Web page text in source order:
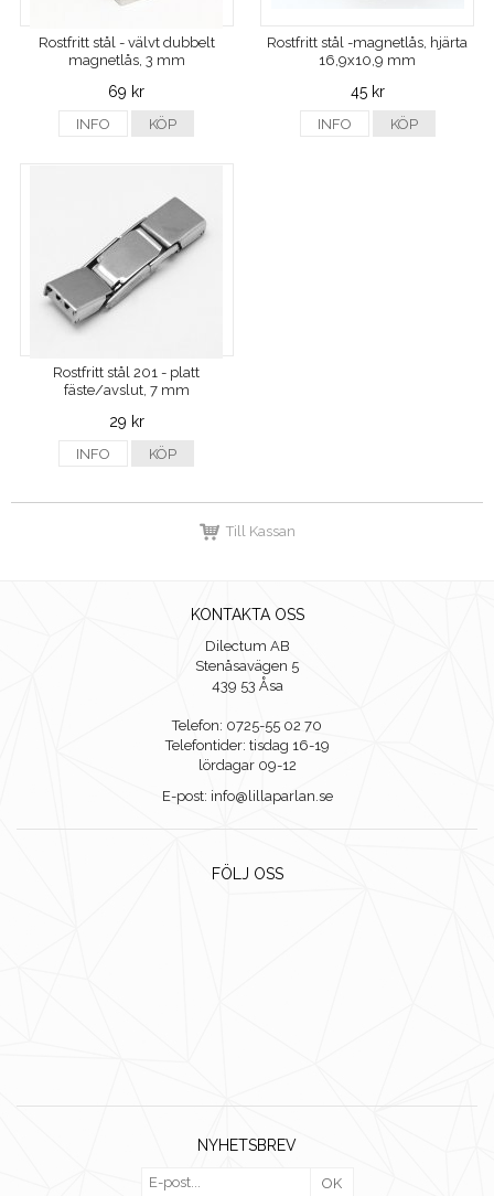
Rostfritt stål - välvt dubbelt
magnetlås, 3 mm
69 kr
INFO KÖP
Rostfritt stål -magnetlås, hjärta
16,9x10,9 mm
45 kr
INFO KÖP
Rostfritt stål 201 - platt
fäste/avslut, 7 mm
29 kr
INFO KÖP
Till Kassan
KONTAKTA OSS
Dilectum AB
Stenåsavägen 5
439 53 Åsa
Telefon: 0725-55 02 70
Telefontider: tisdag 16-19
lördagar 09-12
E-post: info@lillaparlan.se
FÖLJ OSS
NYHETSBREV
OK